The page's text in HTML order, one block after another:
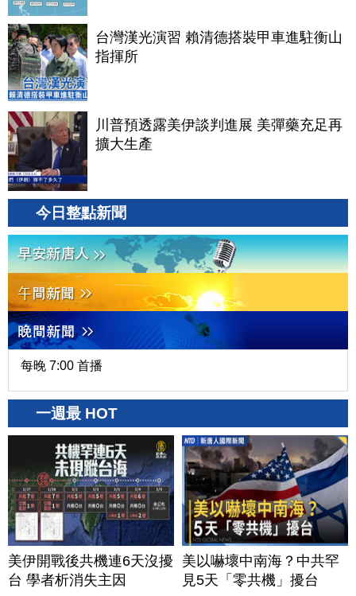
台灣漢光演習 賴清德搭裝甲車進駐衡山
指揮所
川普預透露美伊談判進展 美彈藥充足再
擴大生產
今日整點新聞
每晚 7:00 首播
一週最 HOT
美伊開戰後共機連6天沒擾
台 學者析消失主因
美以嚇壞中南海？中共罕
見5天「零共機」擾台